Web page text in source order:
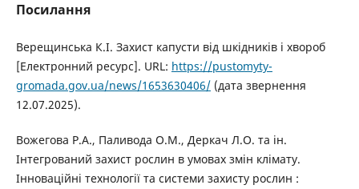
Посилання
Верещинська К.І. Захист капусти від шкідників і хвороб
[Електронний ресурс]. URL: https://pustomyty-
gromada.gov.ua/news/1653630406/(дата звернення
12.07.2025).
Вожегова Р.А., Паливода О.М., Деркач Л.О. та ін.
Інтегрований захист рослин в умовах змін клімату.
Інноваційні технології та системи захисту рослин :